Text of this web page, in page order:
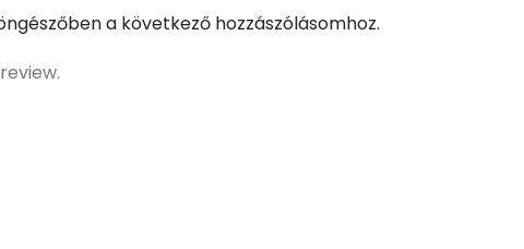
a következő hozzászólásomhoz.